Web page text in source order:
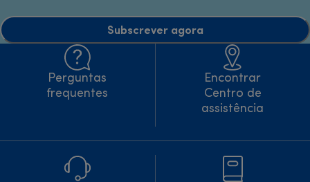
Subscrever agora
Perguntas
frequentes
Encontrar
Centro de
assistência